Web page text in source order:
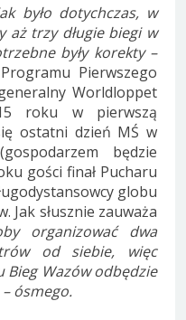
było dotychczas, w
aż trzy długie biegi w
były korekty –
Pierwszego
Worldloppet
roku w pierwszą
ostatni dzień MŚ w
będzie
gości finał Pucharu
globu
Jak słusznie zauważa
organizować dwa
od siebie, więc
Bieg Wazów odbędzie
ósmego.